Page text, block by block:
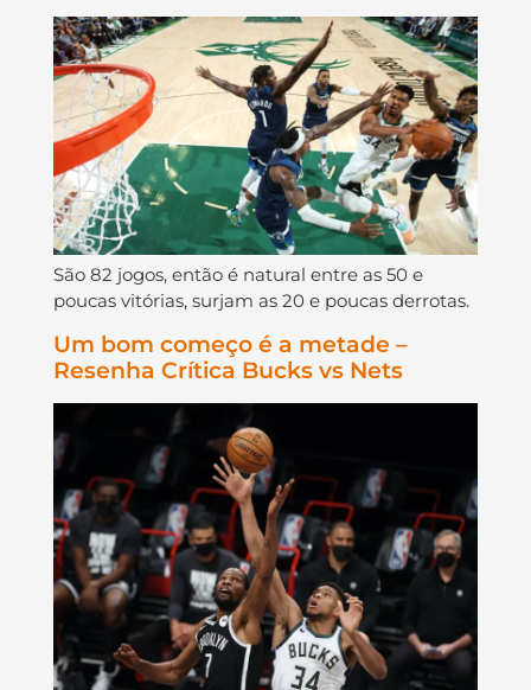
São 82 jogos, então é natural entre as 50 e
poucas vitórias, surjam as 20 e poucas derrotas.
Um bom começo é a metade –
Resenha Crítica Bucks vs Nets